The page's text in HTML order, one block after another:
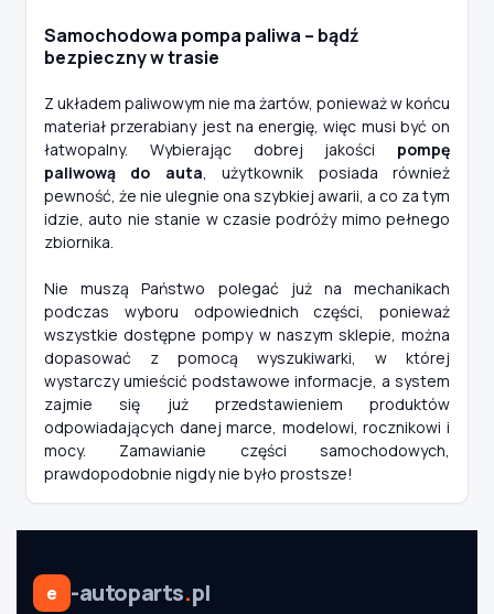
Samochodowa pompa paliwa – bądź
bezpieczny w trasie
Z układem paliwowym nie ma żartów, ponieważ w końcu
materiał przerabiany jest na energię, więc musi być on
łatwopalny. Wybierając dobrej jakości pompę
paliwową do auta, użytkownik posiada również
pewność, że nie ulegnie ona szybkiej awarii, a co za tym
idzie, auto nie stanie w czasie podróży mimo pełnego
zbiornika.
Nie muszą Państwo polegać już na mechanikach
podczas wyboru odpowiednich części, ponieważ
wszystkie dostępne pompy w naszym sklepie, można
dopasować z pomocą wyszukiwarki, w której
wystarczy umieścić podstawowe informacje, a system
zajmie się już przedstawieniem produktów
odpowiadających danej marce, modelowi, rocznikowi i
mocy. Zamawianie części samochodowych,
prawdopodobnie nigdy nie było prostsze!
e -autoparts.pl